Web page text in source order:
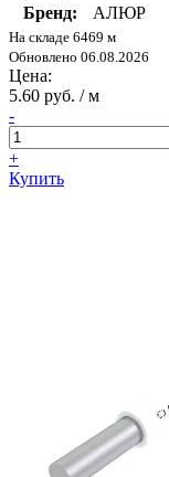
Бренд:
АЛЮР
На складе 6469 м
Обновлено 06.08.2026
Цена:
5.60 руб. / м
-
+
Купить